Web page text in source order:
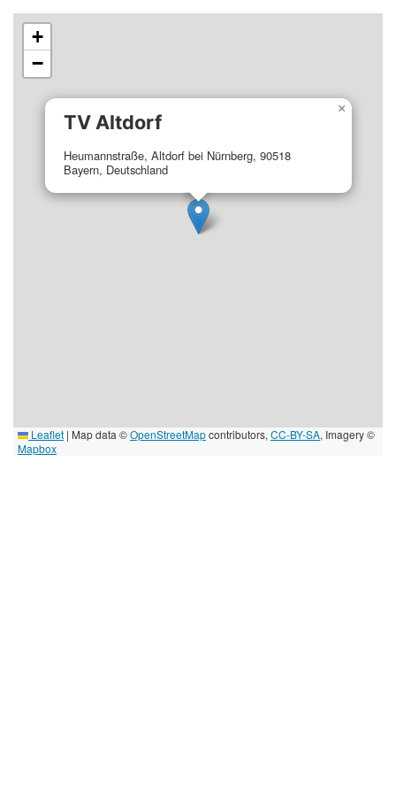
TV Altdorf
Heumannstraße, Altdorf bei Nürnberg, 90518
Bayern, Deutschland
×
+
−
Leaflet | Map data ©OpenStreetMapcontributors, CC-BY-SA, Imagery ©
Mapbox